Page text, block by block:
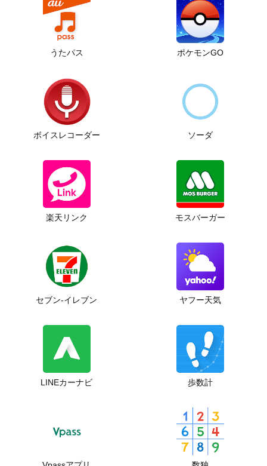
うたパス ポケモンGO
ボイスレコーダー ソーダ
楽天リンク モスバーガー
セブン‐イレブン ヤフー天気
LINEカーナビ 歩数計